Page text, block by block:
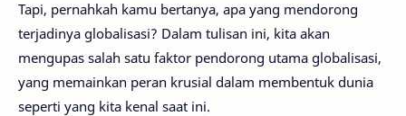
Tapi, pernahkah kamu bertanya, apa yang mendorong
terjadinya globalisasi? Dalam tulisan ini, kita akan
mengupas salah satu faktor pendorong utama globalisasi,
yang memainkan peran krusial dalam membentuk dunia
seperti yang kita kenal saat ini.